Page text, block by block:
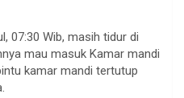
07:30 Wib, masih tidur di
mau masuk Kamar mandi
kamar mandi tertutup